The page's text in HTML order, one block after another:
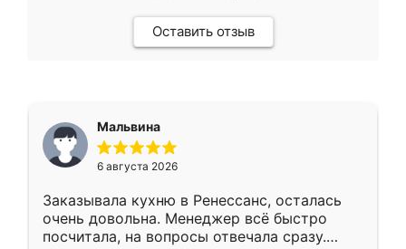
Оставить отзыв
Мальвина
6 августа 2026
Заказывала кухню в Ренессанс, осталась
очень довольна. Менеджер всё быстро
посчитала, на вопросы отвечала сразу.